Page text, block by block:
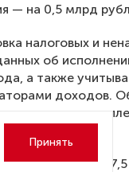
— на 0,5 млрд
налоговых и
об
а также
доходов.
бюджета.
на
Принять